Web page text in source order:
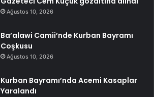
Ağustos 10, 2026
Ba’alawi Camii’nde Kurban Bayramı
Coşkusu
Ağustos 10, 2026
Kurban Bayramı’nda Acemi Kasaplar
Yaralandı